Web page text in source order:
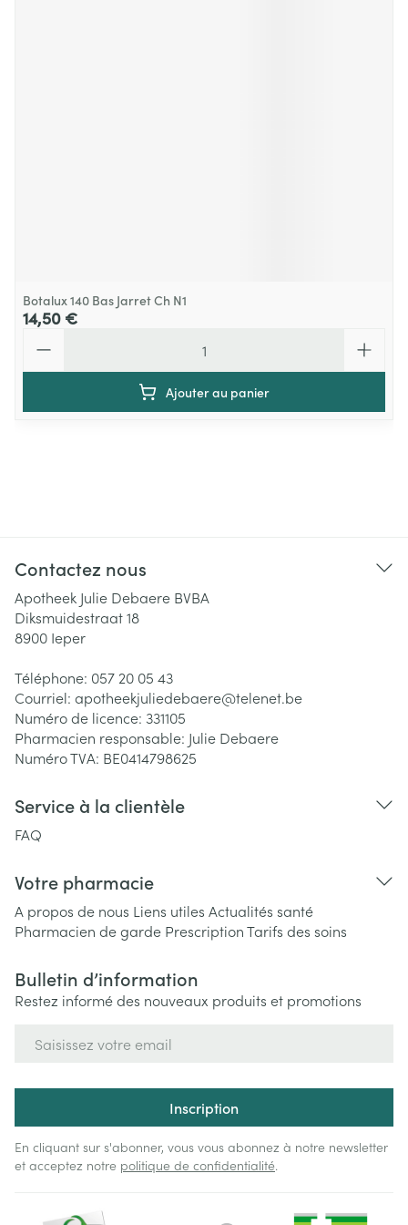
Botalux 140 Bas Jarret Ch N1
14,50 €
Ajouter au panier
Contactez nous
Apotheek Julie Debaere BVBA
Diksmuidestraat 18
8900 Ieper
Téléphone: 057 20 05 43
Courriel: apotheekjuliedebaere@telenet.be
Numéro de licence: 331105
Pharmacien responsable: Julie Debaere
Numéro TVA: BE0414798625
Service à la clientèle
FAQ
Votre pharmacie
A propos de nous Liens utiles Actualités santé
Pharmacien de garde PrescriptionTarifs des soins
Bulletin d’information
Restez informé des nouveaux produits et promotions
Inscription
En cliquant sur s'abonner, vous vous abonnez à notre newsletter
et acceptez notre politique de confidentialité.